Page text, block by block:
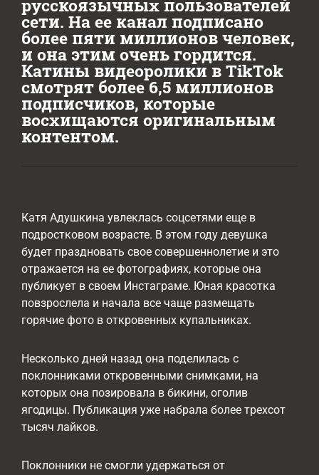
русскоязычных пользователей
сети. На ее канал подписано
более пяти миллионов человек,
и она этим очень гордится.
Катины видеоролики в ТikTok
смотрят более 6,5 миллионов
подписчиков, которые
восхищаются оригинальным
контентом.
Катя Адушкина увлеклась соцсетями еще в
подростковом возрасте. В этом году девушка
будет праздновать свое совершеннолетие и это
отражается на ее фотографиях, которые она
публикует в своем Инстаграме. Юная красотка
повзрослела и начала все чаще размещать
горячие фото в откровенных купальниках.
Несколько дней назад она поделилась с
поклонниками откровенными снимками, на
которых она позировала в бикини, оголив
ягодицы. Публикация уже набрала более трехсот
тысяч лайков.
Поклонники не смогли удержаться от